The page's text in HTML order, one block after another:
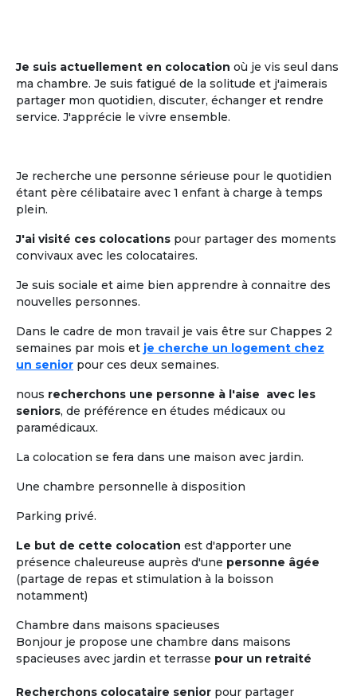
Je suis actuellement en colocation où je vis seul dans
ma chambre. Je suis fatigué de la solitude et j'aimerais
partager mon quotidien, discuter, échanger et rendre
service. J'apprécie le vivre ensemble.
Je recherche une personne sérieuse pour le quotidien
étant père célibataire avec 1 enfant à charge à temps
plein.
J'ai visité ces colocations pour partager des moments
convivaux avec les colocataires.
Je suis sociale et aime bien apprendre à connaitre des
nouvelles personnes.
Dans le cadre de mon travail je vais être sur Chappes 2
semaines par mois et je cherche un logement chez
un senior pour ces deux semaines.
nous recherchons une personne à l'aise avec les
seniors, de préférence en études médicaux ou
paramédicaux.
La colocation se fera dans une maison avec jardin.
Une chambre personnelle à disposition
Parking privé.
Le but de cette colocation est d'apporter une
présence chaleureuse auprès d'une personne âgée
(partage de repas et stimulation à la boisson
notamment)
Chambre dans maisons spacieuses
Bonjour je propose une chambre dans maisons
spacieuses avec jardin et terrasse pour un retraité
Recherchons colocataire senior pour partager